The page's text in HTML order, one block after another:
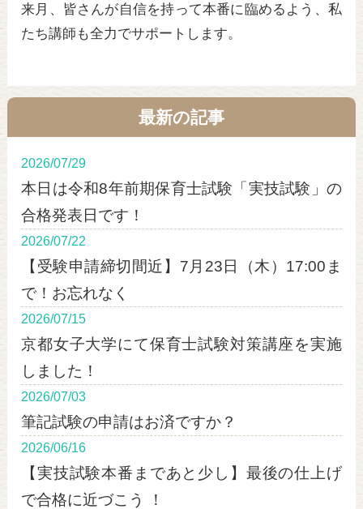
来月、皆さんが自信を持って本番に臨めるよう、私
たち講師も全力でサポートします。
最新の記事
2026/07/29
本日は令和8年前期保育士試験「実技試験」の
合格発表日です！
2026/07/22
【受験申請締切間近】7月23日（木）17:00ま
で！お忘れなく
2026/07/15
京都女子大学にて保育士試験対策講座を実施
しました！
2026/07/03
筆記試験の申請はお済ですか？
2026/06/16
【実技試験本番まであと少し】最後の仕上げ
で合格に近づこう ！